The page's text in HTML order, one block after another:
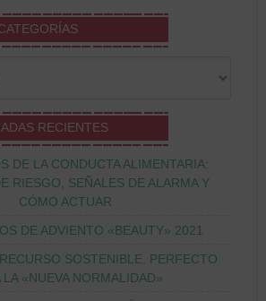
RECIENTES
DE LA CONDUCTA ALIMENTARIA:
RIESGO, SEÑALES DE ALARMA Y
CÓMO ACTUAR
DE ADVIENTO «BEAUTY» 2021
RECURSO SOSTENIBLE, PERFECTO
LA «NUEVA NORMALIDAD»